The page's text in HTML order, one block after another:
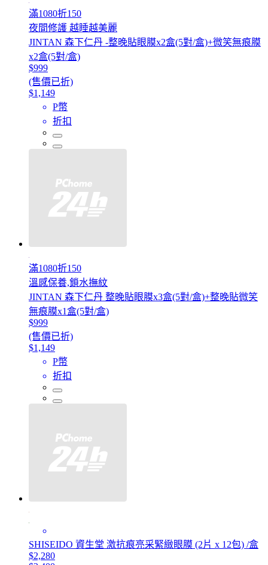
滿1080折150
夜間修護 越睡越美麗
JINTAN 森下仁丹 -整晚貼眼膜x2盒(5對/盒)+微笑無痕膜
x2盒(5對/盒)
$999
(售價已折)
$1,149
P幣
折扣
滿1080折150
溫感保養,鎖水撫紋
JINTAN 森下仁丹 整晚貼眼膜x3盒(5對/盒)+整晚貼微笑
無痕膜x1盒(5對/盒)
$999
(售價已折)
$1,149
P幣
折扣
SHISEIDO 資生堂 激抗痕亮采緊緻眼膜 (2片 x 12包) /盒
$2,280